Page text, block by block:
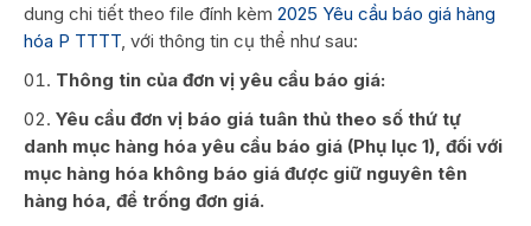
dung chi tiết theo file đính kèm 2025 Yêu cầu báo giá hàng
hóa P TTTT, với thông tin cụ thể như sau:
Thông tin của đơn vị yêu cầu báo giá:
Yêu cầu đơn vị báo giá tuân thủ theo số thứ tự
danh mục hàng hóa yêu cầu báo giá (Phụ lục 1), đối với
mục hàng hóa không báo giá được giữ nguyên tên
hàng hóa, để trống đơn giá.